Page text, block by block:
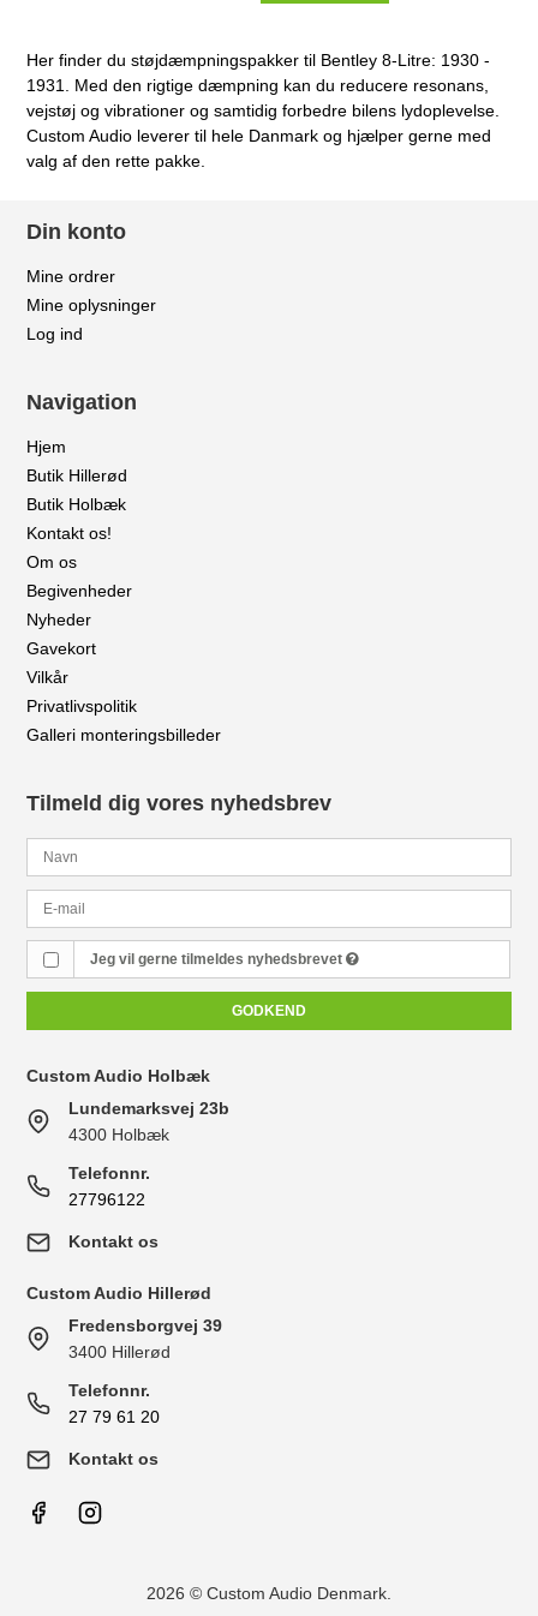
Her finder du støjdæmpningspakker til Bentley 8-Litre: 1930 -
1931. Med den rigtige dæmpning kan du reducere resonans,
vejstøj og vibrationer og samtidig forbedre bilens lydoplevelse.
Custom Audio leverer til hele Danmark og hjælper gerne med
valg af den rette pakke.
Din konto
Mine ordrer
Mine oplysninger
Log ind
Navigation
Hjem
Butik Hillerød
Butik Holbæk
Kontakt os!
Om os
Begivenheder
Nyheder
Gavekort
Vilkår
Privatlivspolitik
Galleri monteringsbilleder
Tilmeld dig vores nyhedsbrev
Jeg vil gerne tilmeldes nyhedsbrevet
GODKEND
Custom Audio Holbæk
Lundemarksvej 23b
4300 Holbæk
Telefonnr.
27796122
Kontakt os
Custom Audio Hillerød
Fredensborgvej 39
3400 Hillerød
Telefonnr.
27 79 61 20
Kontakt os
2026 © Custom Audio Denmark.